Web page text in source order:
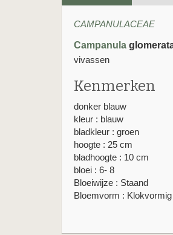
CAMPANULACEAE
Campanula
vivassen
Kenmerken
donker blauw
kleur : blauw
bladkleur : groen
hoogte : 25 cm
bladhoogte : 10 cm
bloei : 6- 8
Bloeiwijze : Staand
Bloemvorm : Klokvormig